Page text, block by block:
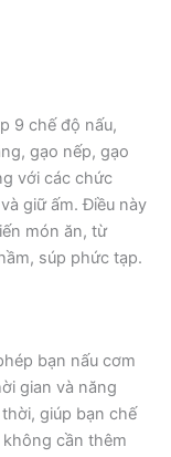
9 chế độ nấu,
gạo nếp, gạo
với các chức
giữ ấm. Điều này
món ăn, từ
súp phức tạp.
bạn nấu cơm
gian và năng
giúp bạn chế
cần thêm